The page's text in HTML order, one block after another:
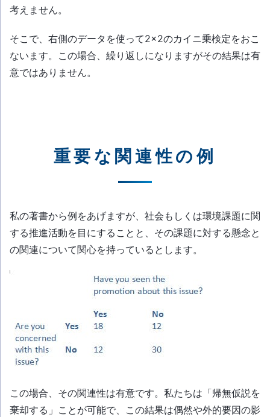
考えません。
そこで、右側のデータを使って2×2のカイニ乗検定をおこ
ないます。この場合、繰り返しになりますがその結果は有
意ではありません。
重要な関連性の例
私の著書から例をあげますが、社会もしくは環境課題に関
する推進活動を目にすることと、その課題に対する懸念と
の関連について関心を持っているとします。
この場合、その関連性は有意です。私たちは「帰無仮説を
棄却する」ことが可能で、この結果は偶然や外的要因の影